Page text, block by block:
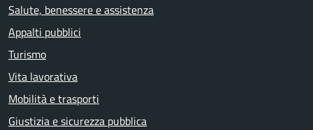
Salute, benessere e assistenza
Appalti pubblici
Turismo
Vita lavorativa
Mobilità e trasporti
Giustizia e sicurezza pubblica